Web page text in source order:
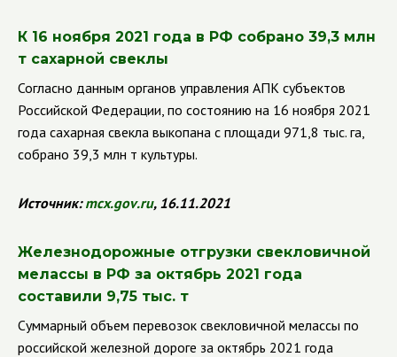
К 16 ноября 2021 года в РФ собрано 39,3 млн
т сахарной свеклы
Согласно данным органов управления АПК субъектов
Российской Федерации, по состоянию на 16 ноября 2021
года сахарная свекла выкопана с площади 971,8 тыс. га,
собрано 39,3 млн т культуры.
Источник:mcx.gov.ru, 16.11.2021
Железнодорожные отгрузки свекловичной
мелассы в РФ за октябрь 2021 года
составили 9,75 тыс. т
Суммарный объем перевозок свекловичной мелассы по
российской железной дороге за октябрь 2021 года